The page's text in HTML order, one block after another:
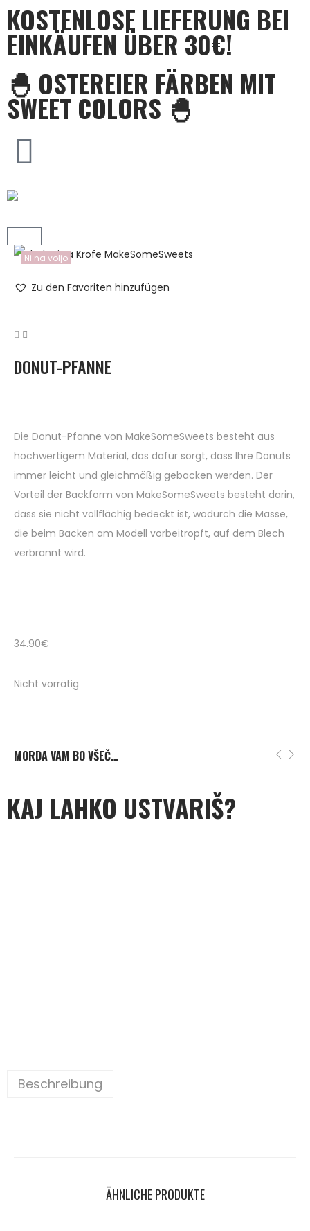
KOSTENLOSE LIEFERUNG BEI
EINKÄUFEN ÜBER 30€!
🐣 OSTEREIER FÄRBEN MIT
SWEET COLORS 🐣
Ni na voljo
Zu den Favoriten hinzufügen
DONUT-PFANNE
Die Donut-Pfanne von MakeSomeSweets besteht aus
hochwertigem Material, das dafür sorgt, dass Ihre Donuts
immer leicht und gleichmäßig gebacken werden. Der
Vorteil der Backform von MakeSomeSweets besteht darin,
dass sie nicht vollflächig bedeckt ist, wodurch die Masse,
die beim Backen am Modell vorbeitropft, auf dem Blech
verbrannt wird.
34.90€
Nicht vorrätig
MORDA VAM BO VŠEČ…
KAJ LAHKO USTVARIŠ?
Beschreibung
ÄHNLICHE PRODUKTE